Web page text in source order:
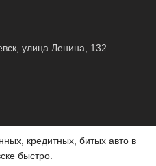
улица Ленина, 132
кредитных, битых авто в
быстро.